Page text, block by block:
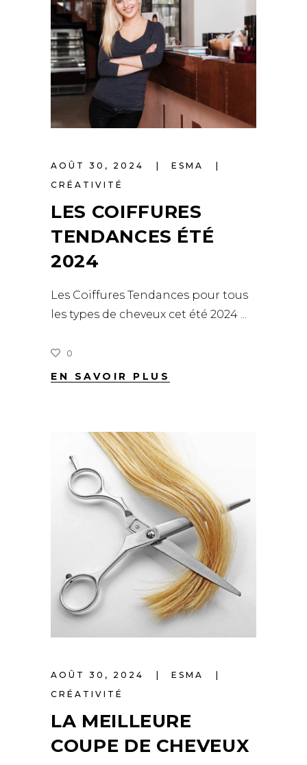
AOÛT 30, 2024
ESMA
CRÉATIVITÉ
LES COIFFURES
TENDANCES ÉTÉ
2024
Les Coiffures Tendances pour tous
les types de cheveux cet été 2024
0
EN SAVOIR PLUS
AOÛT 30, 2024
ESMA
CRÉATIVITÉ
LA MEILLEURE
COUPE DE CHEVEUX